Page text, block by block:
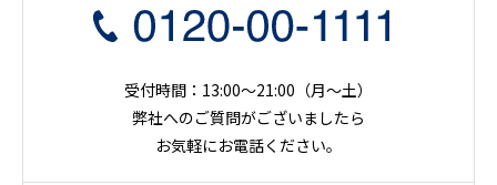
受付時間：13:00～21:00（月〜土）
弊社へのご質問がございましたら
お気軽にお電話ください。